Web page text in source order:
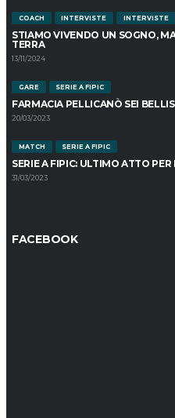
COACH INTERVISTE INTERVISTE
STIAMO VIVENDO UN SOGNO,
TERRA
13/11/2024
GARE SERIE A FIPIC
FARMACIA PELLICANÒ SEI
20/03/2023
MATCH SERIE A FIPIC
SERIE A FIPIC: ULTIMO ATTO
31/03/2023
FACEBOOK